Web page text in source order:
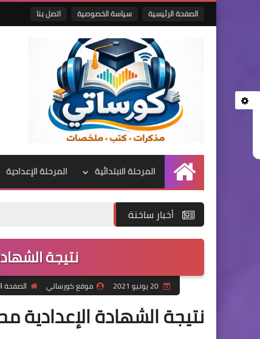
الصفحة الرئيسية سياسة الخصوصية اتصل بنا
الرئيسية
المرحلة الابتدائية المرحلة الإعدادية
أخبار ساخنة
نتيجة
20 يونيو 2021 موقع كورساتي الصفحة
نتيجة الشهادة